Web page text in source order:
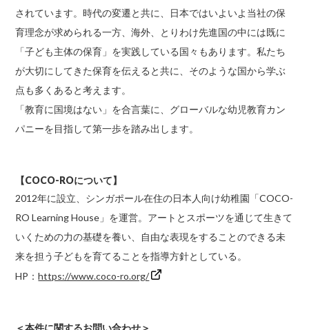
されています。時代の変遷と共に、日本ではいよいよ当社の保
育理念が求められる一方、海外、とりわけ先進国の中には既に
「子ども主体の保育」を実践している国々もあります。私たち
が大切にしてきた保育を伝えると共に、そのような国から学ぶ
点も多くあると考えます。
「教育に国境はない」を合言葉に、グローバルな幼児教育カン
パニーを目指して第一歩を踏み出します。
【COCO-ROについて】
2012年に設立、シンガポール在住の日本人向け幼稚園「COCO-
RO Learning House」を運営。アートとスポーツを通じて生きて
いくための力の基礎を養い、自由な表現をすることのできる未
来を担う子どもを育てることを指導方針としている。
HP：https://www.coco-ro.org/
＜本件に関するお問い合わせ＞